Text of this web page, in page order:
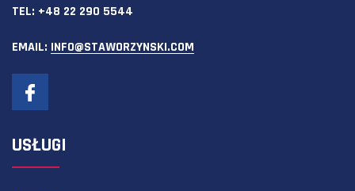
TEL: +48 22 290 5544
EMAIL: INFO@STAWORZYNSKI.COM
USŁUGI